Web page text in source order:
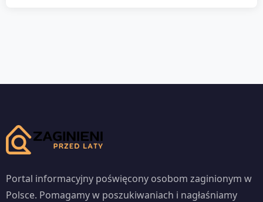
Portal informacyjny poświęcony osobom zaginionym w
Polsce. Pomagamy w poszukiwaniach i nagłaśniamy